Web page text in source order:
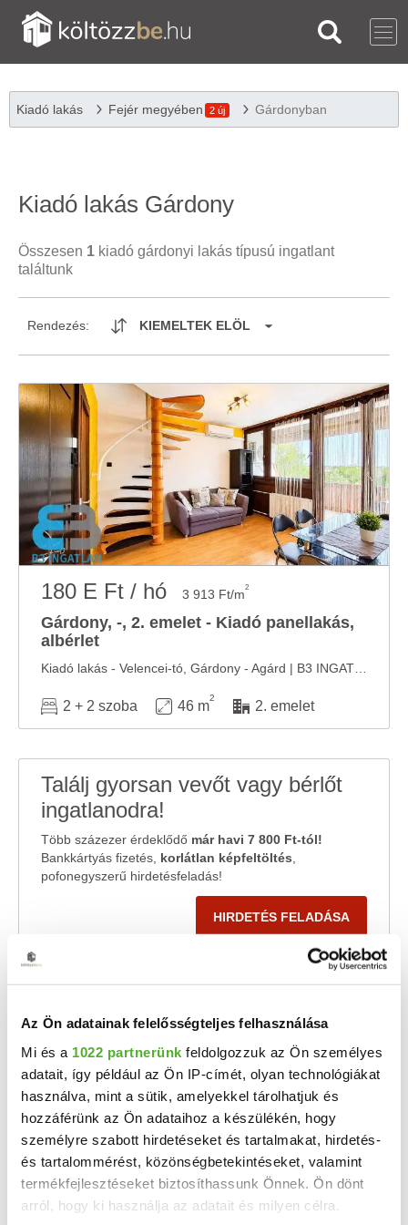
Az Ön adatainak felelősségteljes felhasználása
Mi és a 1022 partnerünk feldolgozzuk az Ön személyes
adatait, így például az Ön IP-címét, olyan technológiákat
használva, mint a sütik, amelyekkel tárolhatjuk és
hozzáférünk az Ön adataihoz a készülékén, hogy
személyre szabott hirdetéseket és tartalmakat, hirdetés-
és tartalommérést, közönségbetekintéseket, valamint
termékfejlesztéseket biztosíthassunk Önnek. Ön dönt
arról, hogy ki használja az adatait és milyen célra.
Kiadó lakás Fejér megyében 2 új Gárdonyban
Kiadó lakás Gárdony
Összesen 1 kiadó gárdonyi lakás típusú ingatlant
találtunk
Rendezés: KIEMELTEK ELÖL
180 E Ft / hó 3 913 Ft/m2
Gárdony, -, 2. emelet - Kiadó panellakás,
albérlet
2 + 2 szoba 46 m
2
2. emelet
Találj gyorsan vevőt vagy bérlőt
ingatlanodra!
Több százezer érdeklődő már havi 7 800 Ft-tól!
Bankkártyás fizetés, korlátlan képfeltöltés
pofonegyszerű hirdetésfeladás!
HIRDETÉS FELADÁSA
Nem találod amit keresel? Add meg email címedet és
küldjük az új hirdetéseket!